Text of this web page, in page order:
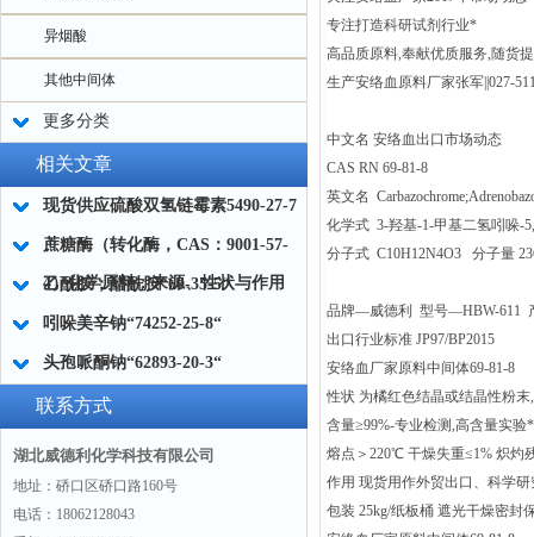
异烟酸
其他中间体
更多分类
相关文章
现货供应硫酸双氢链霉素5490-27-7
蔗糖酶（转化酶，CAS：9001-57-
4）化学原料：来源、性状与作用
乙酰胺；醋酰胺“60-35-5“
吲哚美辛钠“74252-25-8“
头孢哌酮钠“62893-20-3“
联系方式
湖北威德利化学科技有限公司
地址：硚口区硚口路160号
电话：18062128043
专注打造科研试剂行业*
高品质原料,奉献优质服务,随货
生产安络血原料厂家张军||027-
中文名 安络血出口市场动态
CAS RN 69-81-8
英文名
化学式 3-羟基-1-甲基二氢吲哚-
分子式 C10H12N4O3 分子量
品牌—威德利 型号—HBW-611
出口行业标准 JP97/BP2015
安络血厂家原料中间体69-81-8
性状 为橘红色结晶或结晶性粉
含量≥99%-专业检测,高含量实验*
熔点＞220℃ 干燥失重≤1% 炽灼
作用 现货用作外贸出口、科学
包装 25kg/纸板桶 遮光干燥密封